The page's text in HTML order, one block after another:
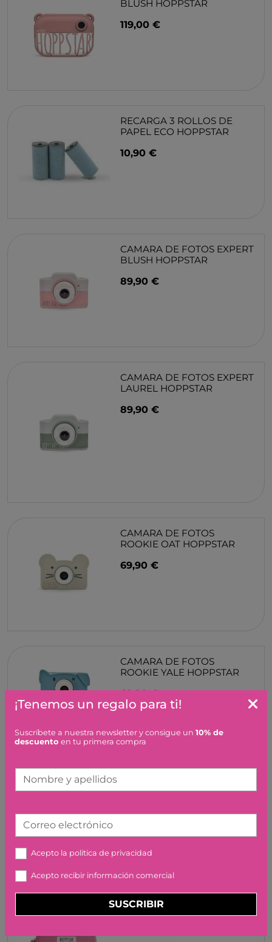
BLUSH HOPPSTAR
119,00 €
RECARGA 3 ROLLOS DE
PAPEL ECO HOPPSTAR
10,90 €
CAMARA DE FOTOS EXPERT
BLUSH HOPPSTAR
89,90 €
CAMARA DE FOTOS EXPERT
LAUREL HOPPSTAR
89,90 €
CAMARA DE FOTOS
ROOKIE OAT HOPPSTAR
69,90 €
CAMARA DE FOTOS
ROOKIE YALE HOPPSTAR
69,90 €
BLOSSOM HOPPSTAR
119,00 €
FUNDA PARA CAMARA DE
¡Tenemos un regalo para ti!
Suscríbete a nuestra newsletter y consigue un 10% de
descuento en tu primera compra
Nombre y apellidos
Correo electrónico
Acepto la política de privacidad
Acepto recibir información comercial
SUSCRIBIR